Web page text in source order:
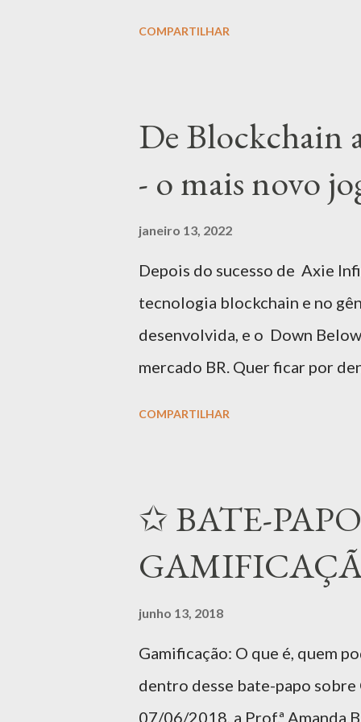
baralho, eles têm algumas
cigano, por ser reduzido, traz
formando um panorama mais
mais complexo em número de
arcanos maiores, que
criar diferentes aspectos, o
COMPARTILHAR
De Blockchain
- o mais novo
janeiro 13, 2022
Depois do sucesso de Axie
tecnologia blockchain e no
desenvolvida, e o Down
mercado BR. Quer ficar por
combinação explosiva diante
talvez tenha ouvido falar de
vendidas por muitos dígitos.
propriedades digitais, o
earn (P2E), e como você pode
esse universo, vamos
COMPARTILHAR
✩ BATE-
junho 13, 2018
Gamificação: O que é, quem
dentro desse bate-papo
07/06/2018, a Prof.ª Amanda